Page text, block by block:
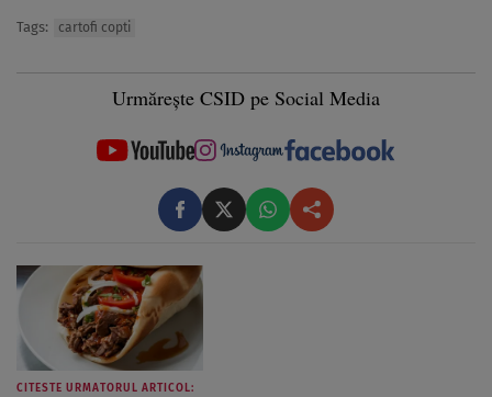
Tags: cartofi copti
Urmărește CSID pe Social Media
CITESTE URMATORUL ARTICOL: